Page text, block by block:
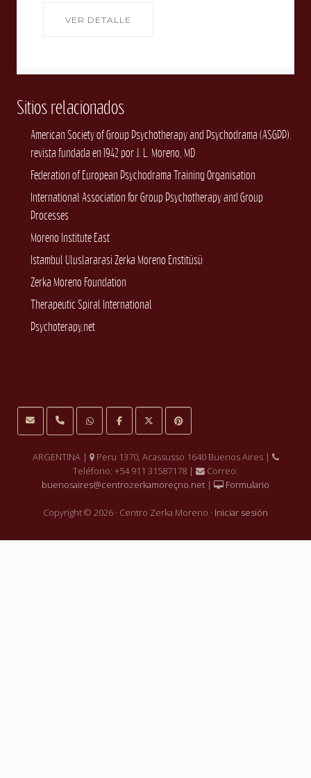
VER DETALLE
Sitios relacionados
American Society of Group Psychotherapy and Psychodrama (ASGPP).
revista fundada en 1942 por J. L. Moreno, MD
Federation of European Psychodrama Training Organisation
International Association for Group Psychotherapy and Group
Processes
Moreno Institute East
Istambul Uluslararasi Zerka Moreno Enstitüsü
Zerka Moreno Foundation
Therapeutic Spiral International
Psychoterapy.net
Site
Footer
ARGENTINA |
Peru 1370, Acassusso 1640 Buenos Aires |
Teléfono: +54 911 31587178 |
Correo:
buenosaires@centrozerkamoreçno.net | Formulario
Copyright © 2026 · Centro Zerka Moreno · Iniciar sesión